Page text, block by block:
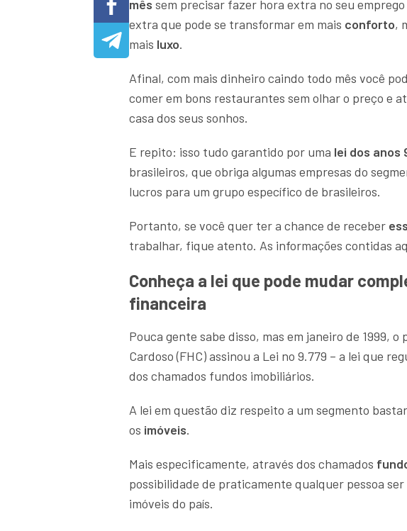
mês sem precisar fazer hora extra no seu emprego
extra que pode se transformar em mais conforto,
mais luxo.
Afinal, com mais dinheiro caindo todo mês você
comer em bons restaurantes sem olhar o preço e
casa dos seus sonhos.
E repito: isso tudo garantido por uma lei dos anos
brasileiros, que obriga algumas empresas do
lucros para um grupo específico de brasileiros.
Portanto, se você quer ter a chance de receber
trabalhar, fique atento. As informações contidas
Conheça a lei que pode mudar
financeira
Pouca gente sabe disso, mas em janeiro de 1999,
Cardoso (FHC) assinou a Lei no 9.779 – a lei que
dos chamados fundos imobiliários.
A lei em questão diz respeito a um segmento
os imóveis.
Mais especificamente, através dos chamados
possibilidade de praticamente qualquer pessoa
imóveis do país.